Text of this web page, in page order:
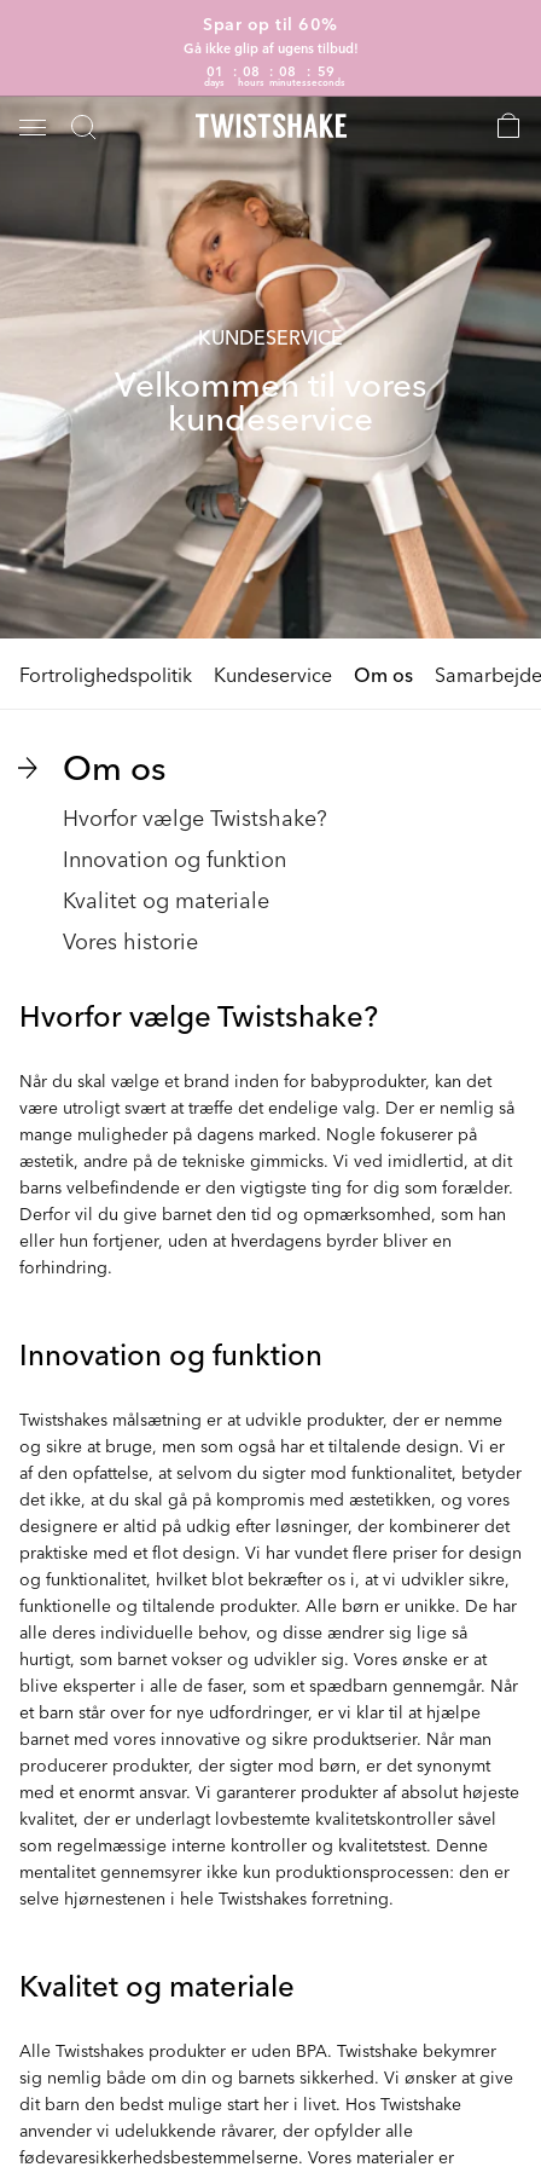
Spar op til 60%
Gå ikke glip af ugens tilbud!
01
days
08
hours
08
minutes
58
seconds
KUNDESERVICE
Velkommen til vores
kundeservice
Fortrolighedspolitik Kundeservice Om os Samarbejde
Om os
Hvorfor vælge Twistshake?
Innovation og funktion
Kvalitet og materiale
Vores historie
Hvorfor vælge Twistshake?
Når du skal vælge et brand inden for babyprodukter, kan det
være utroligt svært at træffe det endelige valg. Der er nemlig så
mange muligheder på dagens marked. Nogle fokuserer på
æstetik, andre på de tekniske gimmicks. Vi ved imidlertid, at dit
barns velbefindende er den vigtigste ting for dig som forælder.
Derfor vil du give barnet den tid og opmærksomhed, som han
eller hun fortjener, uden at hverdagens byrder bliver en
forhindring.
Innovation og funktion
Twistshakes målsætning er at udvikle produkter, der er nemme
og sikre at bruge, men som også har et tiltalende design. Vi er
af den opfattelse, at selvom du sigter mod funktionalitet, betyder
det ikke, at du skal gå på kompromis med æstetikken, og vores
designere er altid på udkig efter løsninger, der kombinerer det
praktiske med et flot design. Vi har vundet flere priser for design
og funktionalitet, hvilket blot bekræfter os i, at vi udvikler sikre,
funktionelle og tiltalende produkter. Alle børn er unikke. De har
alle deres individuelle behov, og disse ændrer sig lige så
hurtigt, som barnet vokser og udvikler sig. Vores ønske er at
blive eksperter i alle de faser, som et spædbarn gennemgår. Når
et barn står over for nye udfordringer, er vi klar til at hjælpe
barnet med vores innovative og sikre produktserier. Når man
producerer produkter, der sigter mod børn, er det synonymt
med et enormt ansvar. Vi garanterer produkter af absolut højeste
kvalitet, der er underlagt lovbestemte kvalitetskontroller såvel
som regelmæssige interne kontroller og kvalitetstest. Denne
mentalitet gennemsyrer ikke kun produktionsprocessen: den er
selve hjørnestenen i hele Twistshakes forretning.
Kvalitet og materiale
Alle Twistshakes produkter er uden BPA. Twistshake bekymrer
sig nemlig både om din og barnets sikkerhed. Vi ønsker at give
dit barn den bedst mulige start her i livet. Hos Twistshake
anvender vi udelukkende råvarer, der opfylder alle
fødevaresikkerhedsbestemmelserne. Vores materialer er